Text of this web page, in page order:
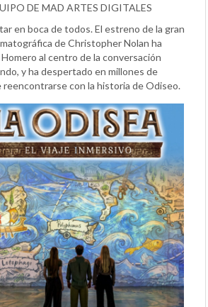
DE MAD ARTES DIGITALES
en boca de todos. El estreno de la gran
de Christopher Nolan ha
al centro de la conversación
y ha despertado en millones de
reencontrarse con la historia de Odiseo.